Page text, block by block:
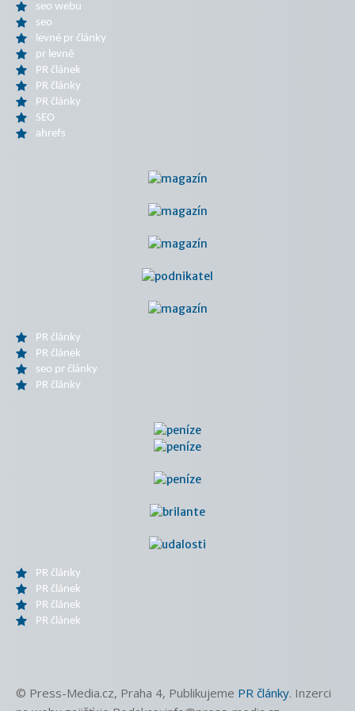
seo webu
seo
levné pr články
pr levně
PR článek
PR články
PR články
SEO
ahrefs
PR články
PR článek
seo pr články
PR články
PR články
PR článek
PR článek
PR článek
© Press-Media.cz, Praha 4, Publikujeme PR články. Inzerci